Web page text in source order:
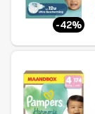
-42%